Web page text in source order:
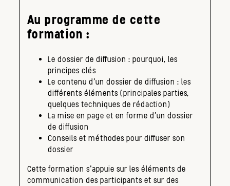
Au programme de cette
formation :
Le dossier de diffusion : pourquoi, les
principes clés
Le contenu d’un dossier de diffusion : les
différents éléments (principales parties,
quelques techniques de rédaction)
La mise en page et en forme d’un dossier
de diffusion
Conseils et méthodes pour diffuser son
dossier
Cette formation s’appuie sur les éléments de
communication des participants et sur des